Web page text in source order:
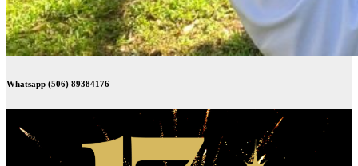
Whatsapp (506) 89384176